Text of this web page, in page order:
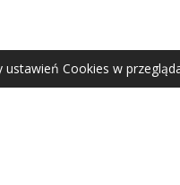
Cookies w